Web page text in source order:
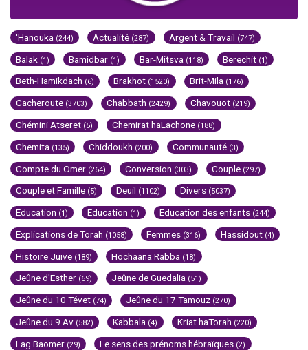
'Hanouka (244) Actualité (287) Argent & Travail (747)
Balak (1) Bamidbar (1) Bar-Mitsva (118) Berechit (1)
Beth-Hamikdach (6) Brakhot (1520) Brit-Mila (176)
Cacheroute (3703) Chabbath (2429) Chavouot (219)
Chémini Atseret (5) Chemirat haLachone (188)
Chemita (135) Chiddoukh (200) Communauté (3)
Compte du Omer (264) Conversion (303) Couple (297)
Couple et Famille (5) Deuil (1102) Divers (5037)
Education (1) Education (1) Education des enfants (244)
Explications de Torah (1058) Femmes (316) Hassidout (4)
Histoire Juive (189) Hochaana Rabba (18)
Jeûne d'Esther (69) Jeûne de Guedalia (51)
Jeûne du 10 Tévet (74) Jeûne du 17 Tamouz (270)
Jeûne du 9 Av (582) Kabbala (4) Kriat haTorah (220)
Lag Baomer (29) Le sens des prénoms hébraïques (2)